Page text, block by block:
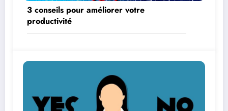
3 conseils pour améliorer votre
productivité